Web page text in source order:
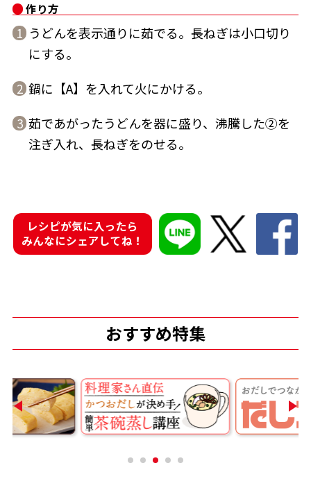
新鮮一番 『氷熟®』
作り方
1 うどんを表示通りに茹でる。長ねぎは小口切り
にする。
2 鍋に【A】を入れて火にかける。
3 茹であがったうどんを器に盛り、沸騰した②を
注ぎ入れ、長ねぎをのせる。
レシピが気に入ったら
みんなにシェアしてね！
おすすめ特集